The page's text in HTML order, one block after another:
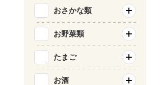
おさかな類
お野菜類
たまご
お酒